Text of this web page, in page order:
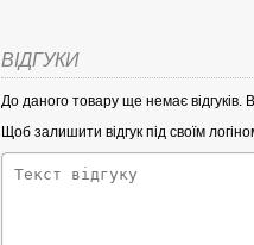
Ростислава
ВІДГУКИ
До даного товару ще немає
Щоб залишити відгук під своїм